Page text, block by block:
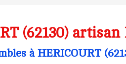
(62130) artisan
à HERICOURT